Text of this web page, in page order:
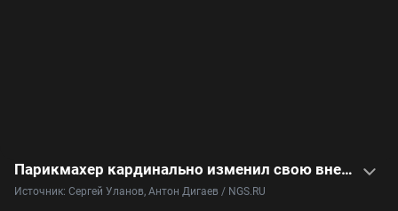
Парикмахер кардинально изменил свою внешность и пожалел — видео
Источник: Сергей Уланов, Антон Дигаев / NGS.RU